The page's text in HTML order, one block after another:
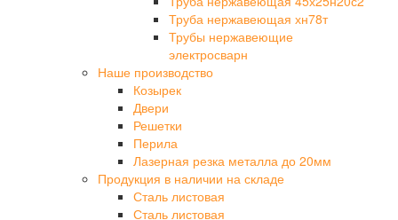
Труба нержавеющая хн78т
Трубы нержавеющие
электросварн
Наше производство
Козырек
Двери
Решетки
Перила
Лазерная резка металла до 20мм
Продукция в наличии на складе
Сталь листовая
Сталь листовая